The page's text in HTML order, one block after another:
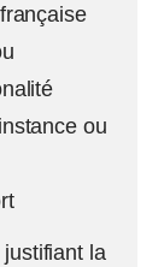
ou
la